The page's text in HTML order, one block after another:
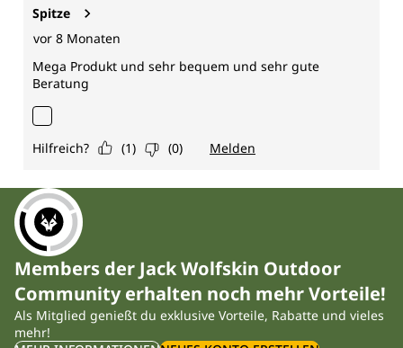
Members der Jack Wolfskin Outdoor
Community erhalten noch mehr Vorteile!
Als Mitglied genießt du exklusive Vorteile, Rabatte und vieles
mehr!